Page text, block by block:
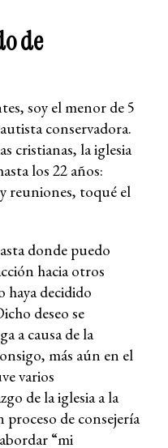
de
soy el menor de 5
conservadora.
cristianas, la iglesia
los 22 años:
reuniones, toqué el
donde puedo
hacia otros
haya decidido
deseo se
a causa de la
más aún en el
varios
de la iglesia a la
proceso de consejería
“mi